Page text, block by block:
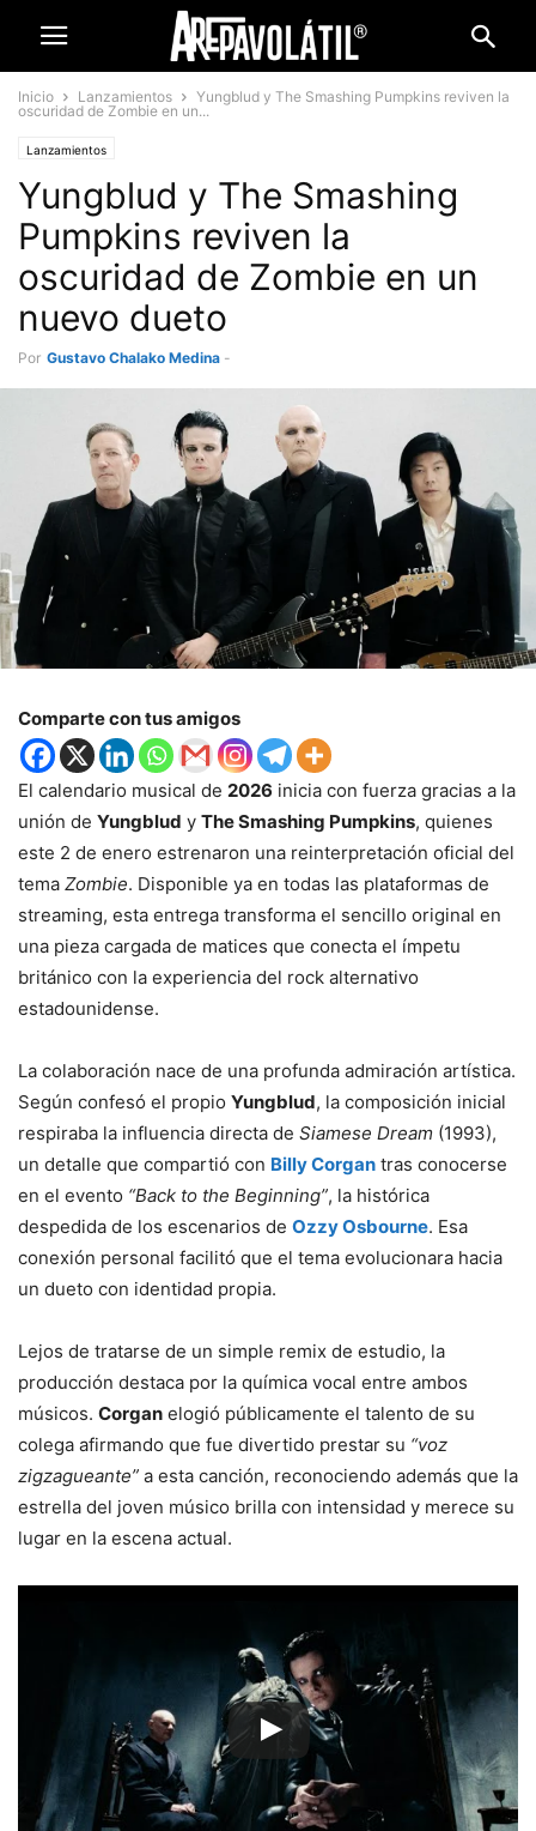
Inicio Lanzamientos
Yungblud y The Smashing Pumpkins reviven la
oscuridad de Zombie en un...
Lanzamientos
Yungblud y The Smashing
Pumpkins reviven la
oscuridad de Zombie en un
nuevo dueto
Por Gustavo Chalako Medina -
Comparte con tus amigos
El calendario musical de 2026 inicia con fuerza gracias a la
unión de Yungblud y The Smashing Pumpkins, quienes
este 2 de enero estrenaron una reinterpretación oficial del
tema Zombie. Disponible ya en todas las plataformas de
streaming, esta entrega transforma el sencillo original en
una pieza cargada de matices que conecta el ímpetu
británico con la experiencia del rock alternativo
estadounidense.
La colaboración nace de una profunda admiración artística.
Según confesó el propio Yungblud, la composición inicial
respiraba la influencia directa de Siamese Dream (1993),
un detalle que compartió con Billy Corgan tras conocerse
en el evento “Back to the Beginning”, la histórica
despedida de los escenarios de Ozzy Osbourne. Esa
conexión personal facilitó que el tema evolucionara hacia
un dueto con identidad propia.
Lejos de tratarse de un simple remix de estudio, la
producción destaca por la química vocal entre ambos
músicos. Corgan elogió públicamente el talento de su
colega afirmando que fue divertido prestar su “voz
zigzagueante” a esta canción, reconociendo además que la
estrella del joven músico brilla con intensidad y merece su
lugar en la escena actual.